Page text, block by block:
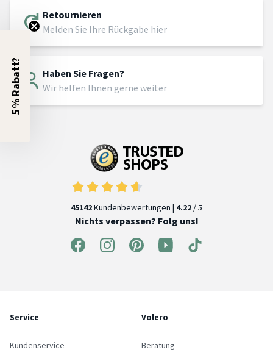
Retournieren
Melden Sie Ihre Rückgabe hier
Haben Sie Fragen?
Wir helfen Ihnen gerne weiter
45142Kundenbewertungen | 4.22 / 5
Nichts verpassen? Folg uns!
Service
Kundenservice
Volero
Beratung
5% Rabatt?